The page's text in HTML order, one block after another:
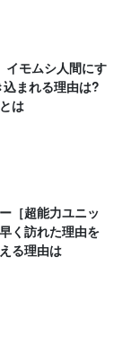
イモムシ人間にす
まれる理由は?
は
［超能力ユニッ
く訪れた理由を
る理由は